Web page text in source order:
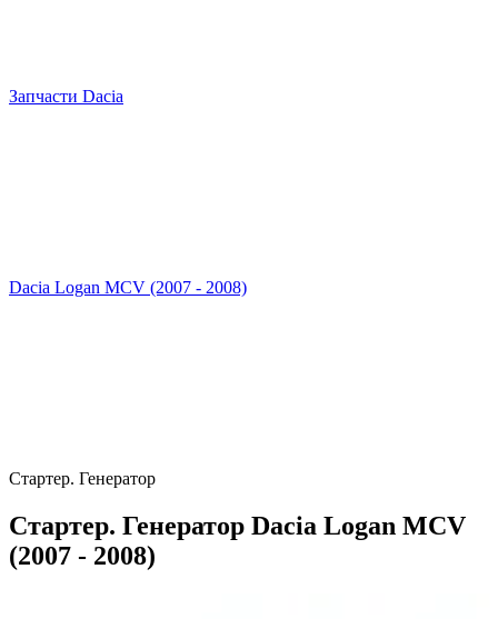
Запчасти Dacia
Dacia Logan MCV (2007 - 2008)
Стартер. Генератор
Стартер. Генератор Dacia Logan MCV
(2007 - 2008)